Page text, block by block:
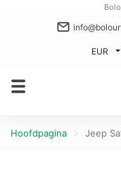
EUR
Hoofdpagina Jeep